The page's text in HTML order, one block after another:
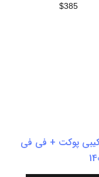
$385